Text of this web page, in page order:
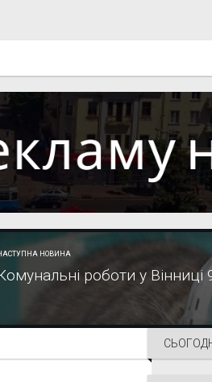
НОВИНА
роботи у